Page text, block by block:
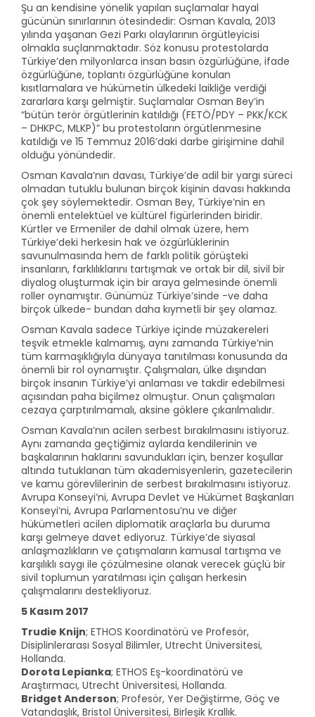
Şu an kendisine yönelik yapılan suçlamalar hayal
gücünün sınırlarının ötesindedir: Osman Kavala, 2013
yılında yaşanan Gezi Parkı olaylarının örgütleyicisi
olmakla suçlanmaktadır. Söz konusu protestolarda
Türkiye’den milyonlarca insan basın özgürlüğüne, ifade
özgürlüğüne, toplantı özgürlüğüne konulan
kısıtlamalara ve hükümetin ülkedeki laikliğe verdiği
zararlara karşı gelmiştir. Suçlamalar Osman Bey’in
“bütün terör örgütlerinin katıldığı (FETÖ/PDY – PKK/KCK
– DHKPC, MLKP)” bu protestoların örgütlenmesine
katıldığı ve 15 Temmuz 2016’daki darbe girişimine dahil
olduğu yönündedir.
Osman Kavala’nın davası, Türkiye’de adil bir yargı süreci
olmadan tutuklu bulunan birçok kişinin davası hakkında
çok şey söylemektedir. Osman Bey, Türkiye’nin en
önemli entelektüel ve kültürel figürlerinden biridir.
Kürtler ve Ermeniler de dahil olmak üzere, hem
Türkiye’deki herkesin hak ve özgürlüklerinin
savunulmasında hem de farklı politik görüşteki
insanların, farklılıklarını tartışmak ve ortak bir dil, sivil bir
diyalog oluşturmak için bir araya gelmesinde önemli
roller oynamıştır. Günümüz Türkiye’sinde -ve daha
birçok ülkede- bundan daha kıymetli bir şey olamaz.
Osman Kavala sadece Türkiye içinde müzakereleri
teşvik etmekle kalmamış, aynı zamanda Türkiye’nin
tüm karmaşıklığıyla dünyaya tanıtılması konusunda da
önemli bir rol oynamıştır. Çalışmaları, ülke dışından
birçok insanın Türkiye’yi anlaması ve takdir edebilmesi
açısından paha biçilmez olmuştur. Onun çalışmaları
cezaya çarptırılmamalı, aksine göklere çıkarılmalıdır.
Osman Kavala’nın acilen serbest bırakılmasını istiyoruz.
Aynı zamanda geçtiğimiz aylarda kendilerinin ve
başkalarının haklarını savundukları için, benzer koşullar
altında tutuklanan tüm akademisyenlerin, gazetecilerin
ve kamu görevlilerinin de serbest bırakılmasını istiyoruz.
Avrupa Konseyi’ni, Avrupa Devlet ve Hükümet Başkanları
Konseyi’ni, Avrupa Parlamentosu’nu ve diğer
hükümetleri acilen diplomatik araçlarla bu duruma
karşı gelmeye davet ediyoruz. Türkiye’de siyasal
anlaşmazlıkların ve çatışmaların kamusal tartışma ve
karşılıklı saygı ile çözülmesine olanak verecek güçlü bir
sivil toplumun yaratılması için çalışan herkesin
çalışmalarını destekliyoruz.
5 Kasım 2017
Trudie Knijn; ETHOS Koordinatörü ve Profesör,
Disiplinlerarası Sosyal Bilimler, Utrecht Üniversitesi,
Hollanda.
Dorota Lepianka; ETHOS Eş-koordinatörü ve
Araştırmacı, Utrecht Üniversitesi, Hollanda.
Bridget Anderson; Profesör, Yer Değiştirme, Göç ve
Vatandaşlık, Bristol Üniversitesi, Birleşik Krallık.